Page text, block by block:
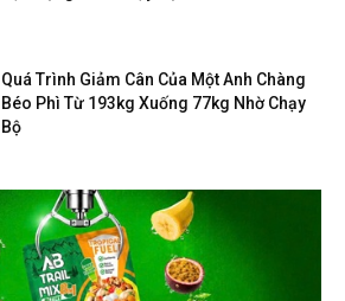
Quá Trình Giảm Cân Của Một Anh Chàng
Béo Phì Từ 193kg Xuống 77kg Nhờ Chạy
Bộ